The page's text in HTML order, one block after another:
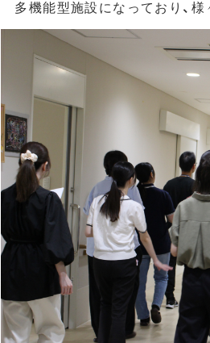
多機能型施設になっており、様